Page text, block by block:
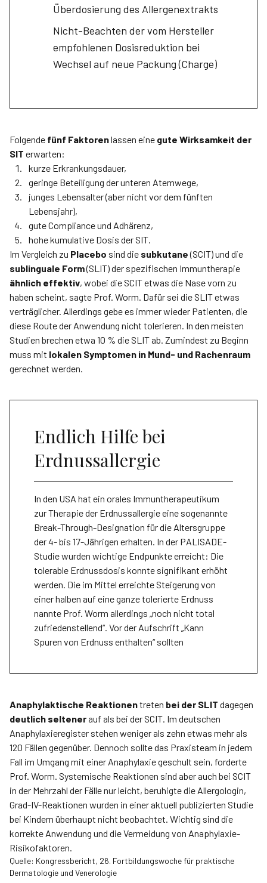
Überdosierung des Allergenextrakts
Nicht-Beachten der vom Hersteller
empfohlenen Dosisreduktion bei
Wechsel auf neue Packung (Charge)
Folgende fünf Faktorenlassen eine gute Wirksamkeit der
SIT erwarten:
kurze Erkrankungsdauer,
geringe Beteiligung der unteren Atemwege,
junges Lebensalter (aber nicht vor dem fünften
Lebensjahr),
gute Compliance und Adhärenz,
hohe kumulative Dosis der SIT.
Im Vergleich zu Placebo sind die subkutane(SCIT) und die
sublinguale Form(SLIT) der spezifischen Immuntherapie
ähnlich effektiv, wobei die SCIT etwas die Nase vorn zu
haben scheint, sagte Prof. Worm. Dafür sei die SLIT etwas
verträglicher. Allerdings gebe es immer wieder Patienten, die
diese Route der Anwendung nicht tolerieren. In den meisten
Studien brechen etwa 10 % die SLIT ab. Zumindest zu Beginn
muss mit lokalen Symptomen in Mund- und Rachenraum
gerechnet werden.
Endlich Hilfe bei
Erdnussallergie
In den USA hat ein orales Immuntherapeutikum
zur Therapie der Erdnussallergie eine sogenannte
Break-Through-Designation für die Altersgruppe
der 4- bis 17-Jährigen erhalten. In der PALISADE-
Studie wurden wichtige Endpunkte erreicht: Die
tolerable Erdnussdosis konnte signifikant erhöht
werden. Die im Mittel erreichte Steigerung von
einer halben auf eine ganze tolerierte Erdnuss
nannte Prof. Worm allerdings „noch nicht total
zufriedenstellend“. Vor der Aufschrift „Kann
Spuren von Erdnuss enthalten“ sollten
Anaphylaktische Reaktionentreten bei der SLIT dagegen
deutlich seltenerauf als bei der SCIT. Im deutschen
Anaphylaxieregister stehen weniger als zehn etwas mehr als
120 Fällen gegenüber. Dennoch sollte das Praxisteam in jedem
Fall im Umgang mit einer Anaphylaxie geschult sein, forderte
Prof. Worm. Systemische Reaktionen sind aber auch bei SCIT
in der Mehrzahl der Fälle nur leicht, beruhigte die Allergologin,
Grad-IV-Reaktionen wurden in einer aktuell publizierten Studie
bei Kindern überhaupt nicht beobachtet. Wichtig sind die
korrekte Anwendung und die Vermeidung von Anaphylaxie-
Risikofaktoren.
Quelle: Kongressbericht, 26. Fortbildungswoche für praktische
Dermatologie und Venerologie